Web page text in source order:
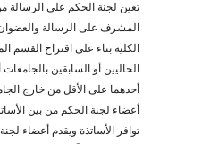
تعين لجنة الحكم على الرسالة
المشرف على الرسالة
الكلية بناء على اقتراح القسم
الحاليين أو السابقين
حدهما على الأقل من خارج
أعضاء لجنة الحكم من بين
توافر الأساتذة ويقدم أعضاء